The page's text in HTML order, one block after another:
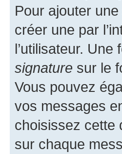
Pour ajouter
créer une par
l’utilisateur.
signature sur le
Vous pouvez
vos messages
choisissez cette
sur chaque